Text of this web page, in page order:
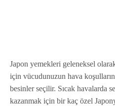
Japon yemekleri geleneksel
için vücudunuzun hava
besinler seçilir. Sıcak havalarda
kazanmak için bir kaç özel